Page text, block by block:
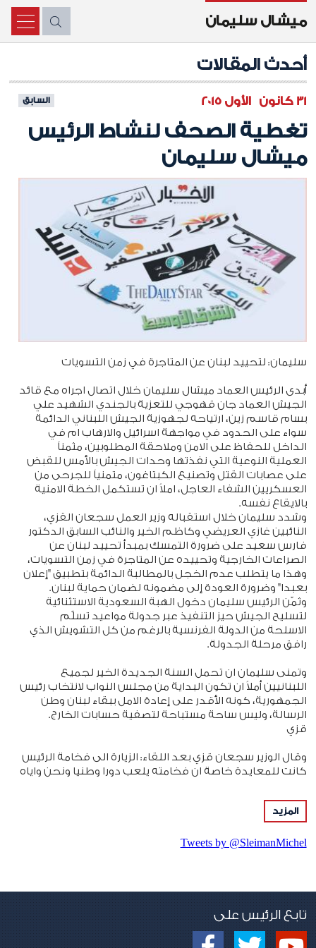
ميشال سليمان X
أحدث المقالات
31 كانون الأول 2015 السابق
تغطية الصحف لنشاط الرئيس
ميشال سليمان
سليمان: لتحييد لبنان عن المتاجرة في زمن التسويات
أبدى الرئيس العماد ميشال سليمان خلال اتصال اجراه مع قائد
الجيش العماد جان قهوجي للتعزية بالجندي الشهيد علي
بسام قاسم زين، ارتياحه لجهوزية الجيش اللبناني الدائمة
سواء على الحدود في مواجهة اسرائيل والارهاب ام في
الداخل للحفاظ على الامن وملاحقة المطلوبين، مثمناً
العملية النوعية التي نفذتها وحدات الجيش بالأمس للقبض
على عصابات القتل وتصنيع الكبتاغون، متمنياً للجرحى من
العسكريين الشفاء العاجل، املاً ان تستكمل الخطة الامنية
بالايقاع نفسه.
وشدد سليمان خلال استقباله وزير العمل سجعان القزي،
النائبين غازي العريضي وكاظم الخير والنائب السابق الدكتور
فارس سعيد على ضرورة التمسك بمبدأ تحييد لبنان عن
الصراعات الخارجية وتحييده عن المتاجرة في زمن التسويات،
وهذا ما يتطلب عدم الخجل بالمطالبة الدائمة بتطبيق "إعلان
بعبدا" وضرورة العودة إلى مضمونه لضمان حماية لبنان.
وثمّن الرئيس سليمان دخول الهبة السعودية الاستثنائية
لتسليح الجيش حيز التنفيذ عبر جدولة مواعيد تسلّم
الاسلحة من الدولة الفرنسية بالرغم من كل التشويش الذي
رافق مرحلة الجدولة.
وتمنى سليمان ان تحمل السنة الجديدة الخير لجميع
اللبنانيين أملاً ان تكون البداية من مجلس النواب لانتخاب رئيس
الجمهورية، كونه الأقدر على إعادة الامل ببقاء لبنان وطن
الرسالة، وليس ساحة مستباحة لتصفية حسابات الخارج.
قزي
وقال الوزير سجعان قزي بعد اللقاء: الزيارة الى فخامة الرئيس
كانت للمعايدة خاصة ان فخامته يلعب دورا وطنيا ونحن واياه
ومن خلال تأييدنا العميق لاعلان بعبدا الذي يجسّد روحية
الميثاق الوطني وجوهر الوجود اللبناني، وشمل الحديث كل
حاول القيام بها دولة الرئيس سعد الحريري، وهذه المبادرة
كانت ضرورية لاطلاق دينامية جديدة لانتخاب رئيس جمهورية،
المزيد
Tweets by @SleimanMichel
تابع الرئيس على